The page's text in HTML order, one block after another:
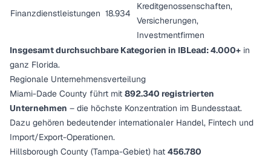
Finanzdienstleistungen 18.934
Kreditgenossenschaften,
Versicherungen,
Investmentfirmen
Insgesamt durchsuchbare Kategorien in IBLead: 4.000+ in
ganz Florida.
Regionale Unternehmensverteilung
Miami-Dade County führt mit 892.340 registrierten
Unternehmen – die höchste Konzentration im Bundesstaat.
Dazu gehören bedeutender internationaler Handel, Fintech und
Import/Export-Operationen.
Hillsborough County (Tampa-Gebiet) hat 456.780